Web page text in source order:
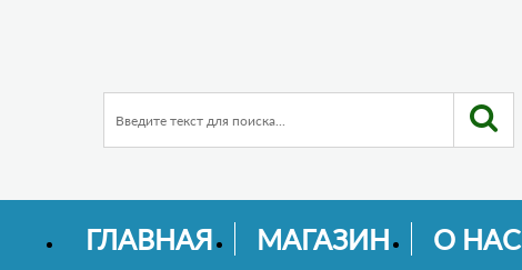
ГЛАВНАЯ МАГАЗИН О НАС